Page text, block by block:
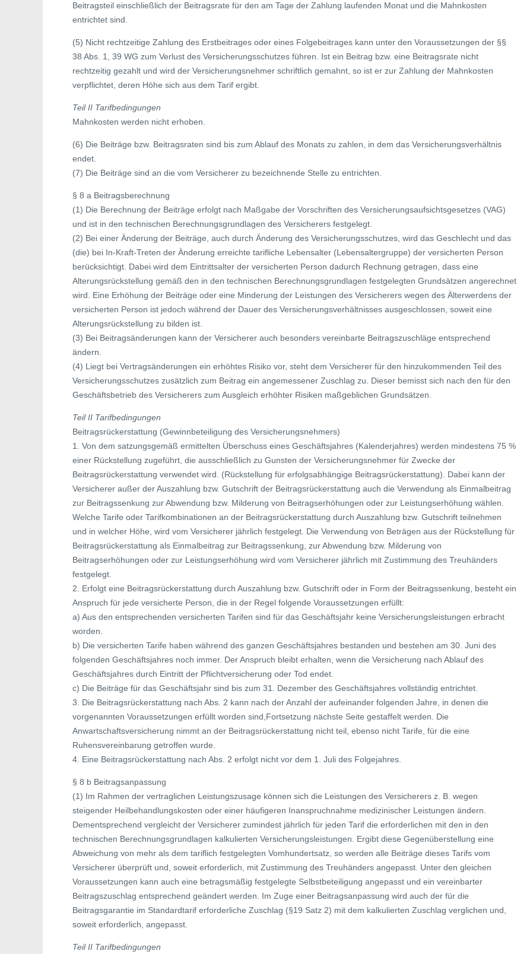
Beitragsteil einschließlich der Beitragsrate für den am Tage der Zahlung laufenden Monat und die Mahnkosten
entrichtet sind.
(5) Nicht rechtzeitige Zahlung des Erstbeitrages oder eines Folgebeitrages kann unter den Voraussetzungen der §§
38 Abs. 1, 39 WG zum Verlust des Versicherungsschutzes führen. Ist ein Beitrag bzw. eine Beitragsrate nicht
rechtzeitig gezahlt und wird der Versicherungsnehmer schriftlich gemahnt, so ist er zur Zahlung der Mahnkosten
verpflichtet, deren Höhe sich aus dem Tarif ergibt.
Teil II Tarifbedingungen
Mahnkosten werden nicht erhoben.
(6) Die Beiträge bzw. Beitragsraten sind bis zum Ablauf des Monats zu zahlen, in dem das Versicherungsverhältnis
endet.
(7) Die Beiträge sind an die vom Versicherer zu bezeichnende Stelle zu entrichten.
§ 8 a Beitragsberechnung
(1) Die Berechnung der Beiträge erfolgt nach Maßgabe der Vorschriften des Versicherungsaufsichtsgesetzes (VAG)
und ist in den technischen Berechnungsgrundlagen des Versicherers festgelegt.
(2) Bei einer Änderung der Beiträge, auch durch Änderung des Versicherungsschutzes, wird das Geschlecht und das
(die) bei In-Kraft-Treten der Änderung erreichte tarifliche Lebensalter (Lebensaltergruppe) der versicherten Person
berücksichtigt. Dabei wird dem Eintrittsalter der versicherten Person dadurch Rechnung getragen, dass eine
Alterungsrückstellung gemäß den in den technischen Berechnungsgrundlagen festgelegten Grundsätzen angerechnet
wird. Eine Erhöhung der Beiträge oder eine Minderung der Leistungen des Versicherers wegen des Älterwerdens der
versicherten Person ist jedoch während der Dauer des Versicherungsverhältnisses ausgeschlossen, soweit eine
Alterungsrückstellung zu bilden ist.
(3) Bei Beitragsänderungen kann der Versicherer auch besonders vereinbarte Beitragszuschläge entsprechend
ändern.
(4) Liegt bei Vertragsänderungen ein erhöhtes Risiko vor, steht dem Versicherer für den hinzukommenden Teil des
Versicherungsschutzes zusätzlich zum Beitrag ein angemessener Zuschlag zu. Dieser bemisst sich nach den für den
Geschäftsbetrieb des Versicherers zum Ausgleich erhöhter Risiken maßgeblichen Grundsätzen.
Teil II Tarifbedingungen
Beitragsrückerstattung (Gewinnbeteiligung des Versicherungsnehmers)
1. Von dem satzungsgemäß ermittelten Überschuss eines Geschäftsjahres (Kalenderjahres) werden mindestens 75 %
einer Rückstellung zugeführt, die ausschließlich zu Gunsten der Versicherungsnehmer für Zwecke der
Beitragsrückerstattung verwendet wird. (Rückstellung für erfolgsabhängige Beitragsrückerstattung). Dabei kann der
Versicherer außer der Auszahlung bzw. Gutschrift der Beitragsrückerstattung auch die Verwendung als Einmalbeitrag
zur Beitragssenkung zur Abwendung bzw. Milderung von Beitragserhöhungen oder zur Leistungserhöhung wählen.
Welche Tarife oder Tarifkombinationen an der Beitragsrückerstattung durch Auszahlung bzw. Gutschrift teilnehmen
und in welcher Höhe, wird vom Versicherer jährlich festgelegt. Die Verwendung von Beträgen aus der Rückstellung für
Beitragsrückerstattung als Einmalbeitrag zur Beitragssenkung, zur Abwendung bzw. Milderung von
Beitragserhöhungen oder zur Leistungserhöhung wird vom Versicherer jährlich mit Zustimmung des Treuhänders
festgelegt.
2. Erfolgt eine Beitragsrückerstattung durch Auszahlung bzw. Gutschrift oder in Form der Beitragssenkung, besteht ein
Anspruch für jede versicherte Person, die in der Regel folgende Voraussetzungen erfüllt:
a) Aus den entsprechenden versicherten Tarifen sind für das Geschäftsjahr keine Versicherungsleistungen erbracht
worden.
b) Die versicherten Tarife haben während des ganzen Geschäftsjahres bestanden und bestehen am 30. Juni des
folgenden Geschäftsjahres noch immer. Der Anspruch bleibt erhalten, wenn die Versicherung nach Ablauf des
Geschäftsjahres durch Eintritt der Pflichtversicherung oder Tod endet.
c) Die Beiträge für das Geschäftsjahr sind bis zum 31. Dezember des Geschäftsjahres vollständig entrichtet.
3. Die Beitragsrückerstattung nach Abs. 2 kann nach der Anzahl der aufeinander folgenden Jahre, in denen die
vorgenannten Voraussetzungen erfüllt worden sind,Fortsetzung nächste Seite gestaffelt werden. Die
Anwartschaftsversicherung nimmt an der Beitragsrückerstattung nicht teil, ebenso nicht Tarife, für die eine
Ruhensvereinbarung getroffen wurde.
4. Eine Beitragsrückerstattung nach Abs. 2 erfolgt nicht vor dem 1. Juli des Folgejahres.
§ 8 b Beitragsanpassung
(1) Im Rahmen der vertraglichen Leistungszusage können sich die Leistungen des Versicherers z. B. wegen
steigender Heilbehandlungskosten oder einer häufigeren Inanspruchnahme medizinischer Leistungen ändern.
Dementsprechend vergleicht der Versicherer zumindest jährlich für jeden Tarif die erforderlichen mit den in den
technischen Berechnungsgrundlagen kalkulierten Versicherungsleistungen. Ergibt diese Gegenüberstellung eine
Abweichung von mehr als dem tariflich festgelegten Vomhundertsatz, so werden alle Beiträge dieses Tarifs vom
Versicherer überprüft und, soweit erforderlich, mit Zustimmung des Treuhänders angepasst. Unter den gleichen
Voraussetzungen kann auch eine betragsmäßig festgelegte Selbstbeteiligung angepasst und ein vereinbarter
Beitragszuschlag entsprechend geändert werden. Im Zuge einer Beitragsanpassung wird auch der für die
Beitragsgarantie im Standardtarif erforderliche Zuschlag (§19 Satz 2) mit dem kalkulierten Zuschlag verglichen und,
soweit erforderlich, angepasst.
Teil II Tarifbedingungen